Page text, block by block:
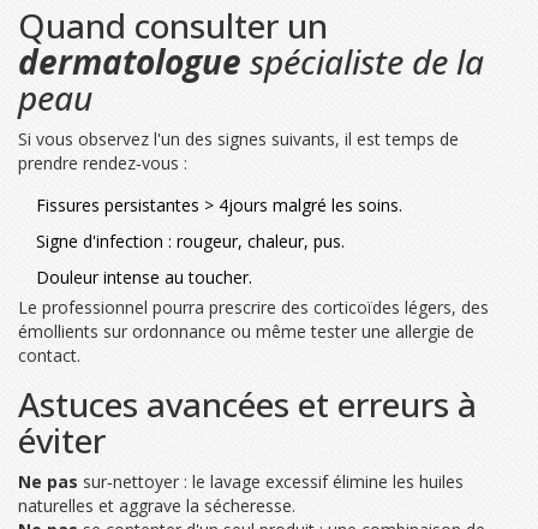
Quand consulter un
dermatologue spécialiste de la
peau
Si vous observez l'un des signes suivants, il est temps de
prendre rendez‑vous :
Fissures persistantes > 4jours malgré les soins.
Signe d'infection : rougeur, chaleur, pus.
Douleur intense au toucher.
Le professionnel pourra prescrire des corticoïdes légers, des
émollients sur ordonnance ou même tester une allergie de
contact.
Astuces avancées et erreurs à
éviter
Ne pas sur‑nettoyer : le lavage excessif élimine les huiles
naturelles et aggrave la sécheresse.